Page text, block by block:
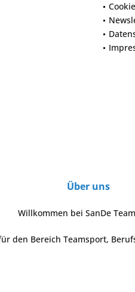
Über uns
Willkommen bei SanDe
den Bereich Teamsport,